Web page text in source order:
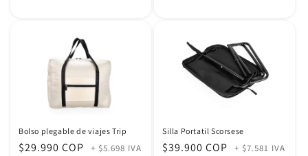
Bolso plegable de viajes Trip
Precio
$29.990 COP + $5.698 IVA
Silla Portatil Scorsese
Precio
$39.900 COP + $7.581 IVA